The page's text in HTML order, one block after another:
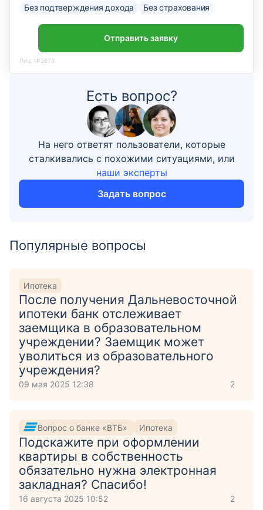
Без подтверждения дохода Без страхования
Отправить заявку
Лиц. №2673
Есть вопрос?
На него ответят пользователи, которые
сталкивались с похожими ситуациями, или
наши эксперты
Задать вопрос
Популярные вопросы
Ипотека
После получения Дальневосточной
ипотеки банк отслеживает
заемщика в образовательном
учреждении? Заемщик может
уволиться из образовательного
учреждения?
09 мая 2025 12:38 2
Вопрос о банке «ВТБ» Ипотека
Подскажите при оформлении
квартиры в собственность
обязательно нужна электронная
закладная? Спасибо!
16 августа 2025 10:52 2